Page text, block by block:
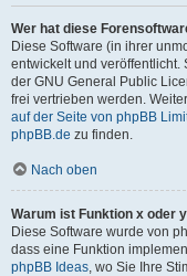
Wer hat diese
Diese Software (in ihrer
entwickelt und veröffentlicht.
der GNU General Public
frei vertrieben werden.
auf der Seite von phpBB
phpBB.de zu finden.
Nach oben
Warum ist Funktion x oder
Diese Software wurde von
dass eine Funktion
phpBB Ideas, wo Sie Ihre